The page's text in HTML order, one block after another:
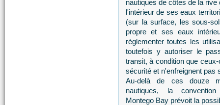
nautiques de côtes de la
l'intérieur de ses eaux
(sur la surface, les sous-
propre et ses eaux
réglementer toutes les
toutefois y autoriser le
transit, à condition que
sécurité et n'enfreignent pas
Au-delà de ces douze
nautiques, la
Montego Bay prévoit la